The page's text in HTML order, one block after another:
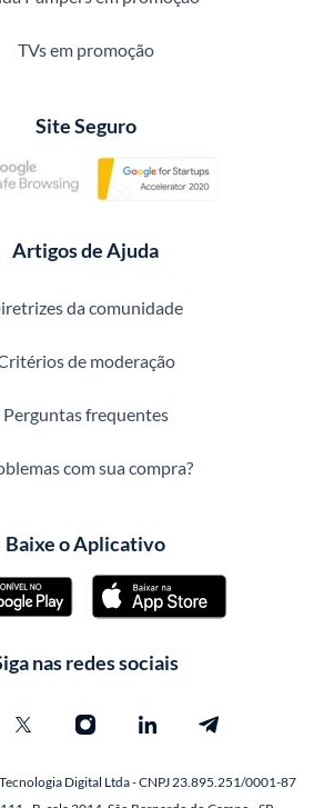
TVs em promoção
Site Seguro
Artigos de Ajuda
da comunidade
de moderação
Perguntas frequentes
com sua compra?
Baixe o Aplicativo
nas redes sociais
Digital Ltda - CNPJ 23.895.251/0001-87